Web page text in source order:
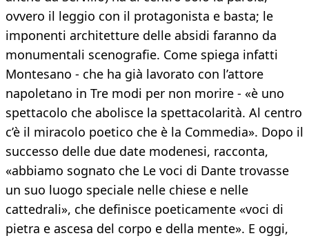
ovvero il leggio con il protagonista e basta; le
imponenti architetture delle absidi faranno da
monumentali scenografie. Come spiega infatti
Montesano - che ha già lavorato con l’attore
napoletano in Tre modi per non morire - «è uno
spettacolo che abolisce la spettacolarità. Al centro
c’è il miracolo poetico che è la Commedia». Dopo il
successo delle due date modenesi, racconta,
«abbiamo sognato che Le voci di Dante trovasse
un suo luogo speciale nelle chiese e nelle
cattedrali», che definisce poeticamente «voci di
pietra e ascesa del corpo e della mente». E oggi,